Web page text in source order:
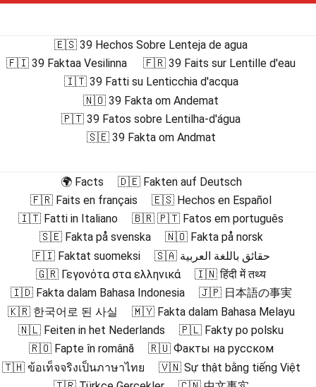
🇪🇸 39 Hechos Sobre Lenteja de agua
🇫🇮 39 Faktaa Vesilinna
🇫🇷 39 Faits sur Lentille d'eau
🇮🇹 39 Fatti su Lenticchia d'acqua
🇳🇴 39 Fakta om Andemat
🇵🇹 39 Fatos sobre Lentilha-d'água
🇸🇪 39 Fakta om Andmat
🌍 Facts
🇩🇪 Fakten auf Deutsch
🇫🇷 Faits en français
🇪🇸 Hechos en Español
🇮🇹 Fatti in Italiano
🇧🇷 🇵🇹 Fatos em português
🇸🇪 Fakta på svenska
🇳🇴 Fakta på norsk
🇫🇮 Faktat suomeksi
🇸🇦 حقائق باللغة العربية
🇬🇷 Γεγονότα στα ελληνικά
🇮🇳 हिंदी में तथ्य
🇮🇩 Fakta dalam Bahasa Indonesia
🇯🇵 日本語の事実
🇰🇷 한국어로 된 사실
🇲🇾 Fakta dalam Bahasa Melayu
🇳🇱 Feiten in het Nederlands
🇵🇱 Fakty po polsku
🇷🇴 Fapte în română
🇷🇺 Факты на русском
🇹🇭 ข้อเท็จจริงเป็นภาษาไทย
🇻🇳 Sự thật bằng tiếng Việt